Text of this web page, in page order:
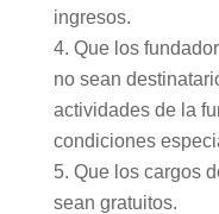
ingresos.
Que los
no sean
actividades de la
condiciones
Que los cargos
sean gratuitos.